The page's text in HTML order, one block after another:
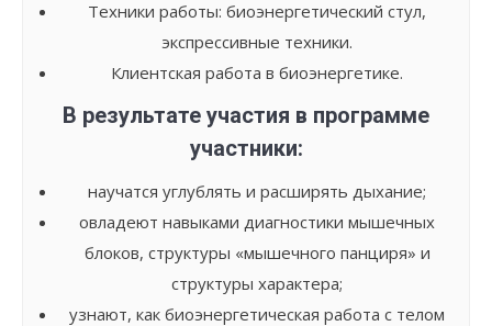
Техники работы: биоэнергетический стул,
экспрессивные техники.
Клиентская работа в биоэнергетике.
В результате участия в программе
участники:
научатся углублять и расширять дыхание;
овладеют навыками диагностики мышечных
блоков, структуры «мышечного панциря» и
структуры характера;
узнают, как биоэнергетическая работа с телом